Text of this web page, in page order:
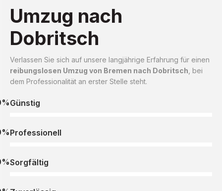
Umzug nach
Dobritsch
Verlassen Sie sich auf unsere langjährige Erfahrung für einen
reibungslosen Umzug von Bremen nach Dobritsch , bei
dem Professionalität an erster Stelle steht.
Günstig
Professionell
Sorgfältig